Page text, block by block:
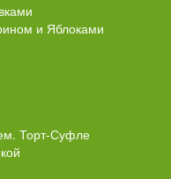
и Яблоками
Торт-Суфле